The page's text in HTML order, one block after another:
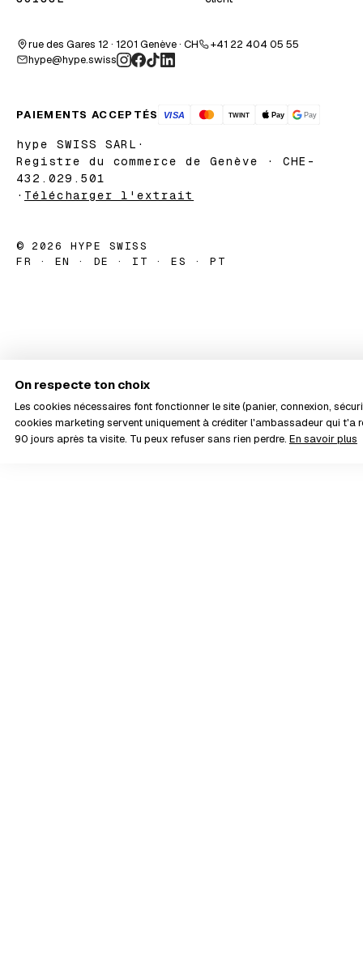
rue des Gares 12 · 1201 Genève · CH
+41 22 404 05 55
hype@hype.swiss
PAIEMENTS ACCEPTÉS
hype SWISS SARL ·
Registre du commerce de Genève · CHE-
432.029.501
· Télécharger l'extrait
© 2026 HYPE SWISS
FR · EN · DE · IT · ES · PT
On respecte ton choix
Les cookies nécessaires font fonctionner le site (panier, connexion,
cookies marketing servent uniquement à créditer l'ambassadeur qui t'a
90 jours après ta visite. Tu peux refuser sans rien perdre. En savoir plus